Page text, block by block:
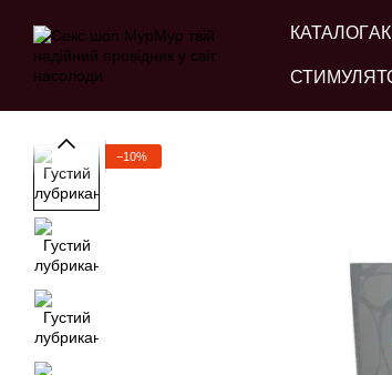
КАТАЛОГ
−10%